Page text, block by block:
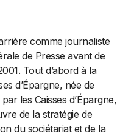
comme journaliste
de Presse avant de
Tout d’abord à la
d’Épargne, née de
les Caisses d’Épargne,
de la stratégie de
du sociétariat et de la